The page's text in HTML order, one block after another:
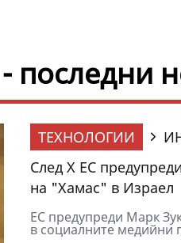
последни
ТЕХНОЛОГИИ
След Х ЕС
на "Хамас" в Израел
ЕС предупреди Марк
в социалните медийни